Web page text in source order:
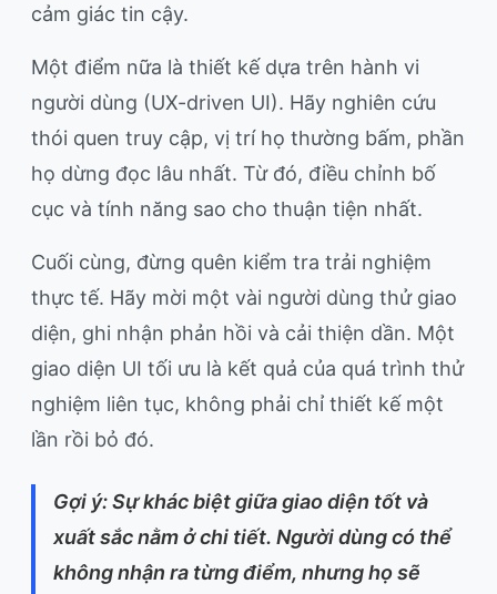
cảm giác tin cậy.
Một điểm nữa là thiết kế dựa trên hành vi
người dùng (UX-driven UI). Hãy nghiên cứu
thói quen truy cập, vị trí họ thường bấm, phần
họ dừng đọc lâu nhất. Từ đó, điều chỉnh bố
cục và tính năng sao cho thuận tiện nhất.
Cuối cùng, đừng quên kiểm tra trải nghiệm
thực tế. Hãy mời một vài người dùng thử giao
diện, ghi nhận phản hồi và cải thiện dần. Một
giao diện UI tối ưu là kết quả của quá trình thử
nghiệm liên tục, không phải chỉ thiết kế một
lần rồi bỏ đó.
Gợi ý: Sự khác biệt giữa giao diện tốt và
xuất sắc nằm ở chi tiết. Người dùng có thể
không nhận ra từng điểm, nhưng họ sẽ